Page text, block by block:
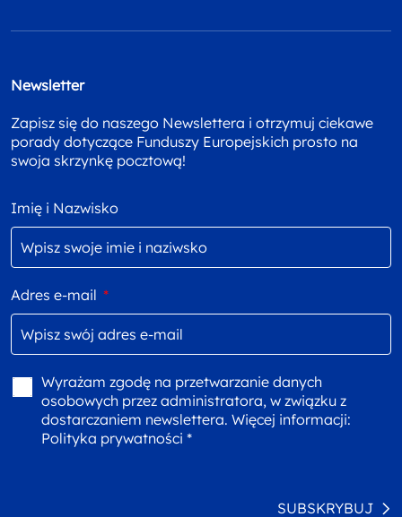
Newsletter
Zapisz się do naszego Newslettera i otrzymuj ciekawe
porady dotyczące Funduszy Europejskich prosto na
swoja skrzynkę pocztową!
Imię i Nazwisko
Adres e-mail *
Wyrażam zgodę na przetwarzanie danych
osobowych przez administratora, w związku z
dostarczaniem newslettera. Więcej informacji:
Polityka prywatności *
SUBSKRYBUJ